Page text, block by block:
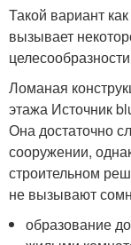
Такой вариант
вызывает
Ломаная
этажа Источник
Она достаточно
сооружении,
строительном
не вызывают
образование